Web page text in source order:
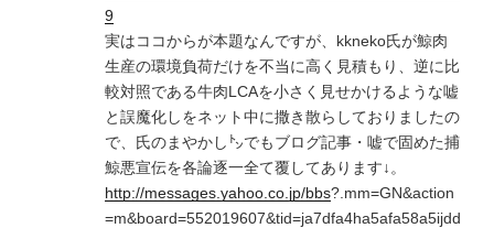
9
実はココからが本題なんですが、kkneko氏が鯨肉
生産の環境負荷だけを不当に高く見積もり、逆に比
較対照である牛肉LCAを小さく見せかけるような嘘
と誤魔化しをネット中に撒き散らしておりましたの
で、氏のまやかし㌧でもブログ記事・嘘で固めた捕
鯨悪宣伝を各論逐一全て覆してあります↓。
http://messages.yahoo.co.jp/bbs?.mm=GN&action
=m&board=552019607&tid=ja7dfa4ha5afa58a5ijdd